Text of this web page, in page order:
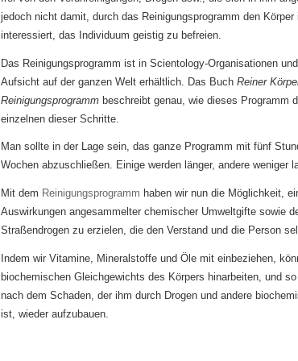
jedoch nicht damit, durch das Reinigungsprogramm den
interessiert, das Individuum geistig zu befreien.
Das Reinigungsprogramm ist in Scientology-Organisationen
Aufsicht auf der ganzen Welt erhältlich. Das Buch Reiner
Reinigungsprogramm beschreibt genau, wie dieses Programm
einzelnen dieser Schritte.
Man sollte in der Lage sein, das ganze Programm mit fünf
Wochen abzuschließen. Einige werden länger, andere weniger
Mit dem Reinigungsprogramm haben wir nun die Möglichkeit,
Auswirkungen angesammelter chemischer Umweltgifte sowie
Straßendrogen zu erzielen, die den Verstand und die Person
Indem wir Vitamine, Mineralstoffe und Öle mit einbeziehen,
biochemischen Gleichgewichts des Körpers hinarbeiten, und
nach dem Schaden, der ihm durch Drogen und andere
ist, wieder aufzubauen.